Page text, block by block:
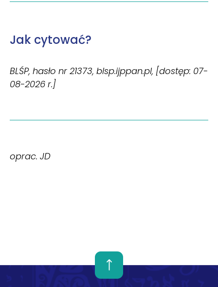
Jak cytować?
BLŚP, hasło nr 21373, blsp.ijppan.pl, [dostęp: 07-
08-2026 r.]
oprac. JD